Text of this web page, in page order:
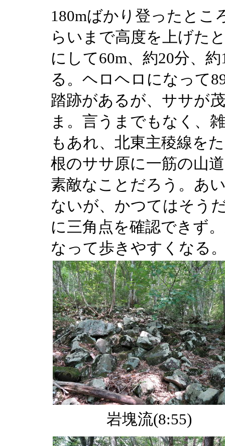
180mばかり登ったとこ
らいまで高度を上げた
にして60m、約20分、
る。ヘロヘロになって
踏跡があるが、ササが
ま。言うまでもなく、
もあれ、北東主稜線を
根のササ原に一筋の山
素敵なことだろう。あ
ないが、かつてはそう
に三角点を確認できず
なって歩きやすくなる
岩塊流(8:55)